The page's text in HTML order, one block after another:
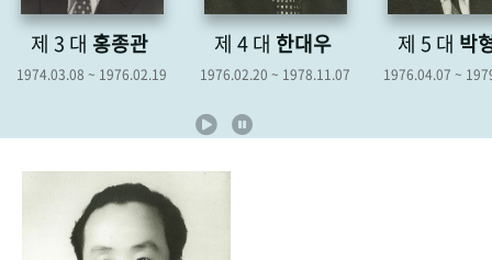
50+1주년 기념
성과 50선 숫자로 보는 50년 50 +1주년 광장
세계와 함께 한 KIHASA
3 대홍종관
~ 1976.02.19
제 4 대한대우
1976.02.20 ~ 1978.11.07
제 5 대박형종
1976.04.07 ~ 1979.04.06